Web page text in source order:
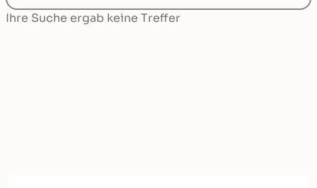
Ihre Suche ergab keine Treffer